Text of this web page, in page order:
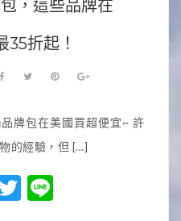
，這些品牌在
折起！
牌包在美國買超便宜~ 許
的經驗，但 […]
Twitter
Line